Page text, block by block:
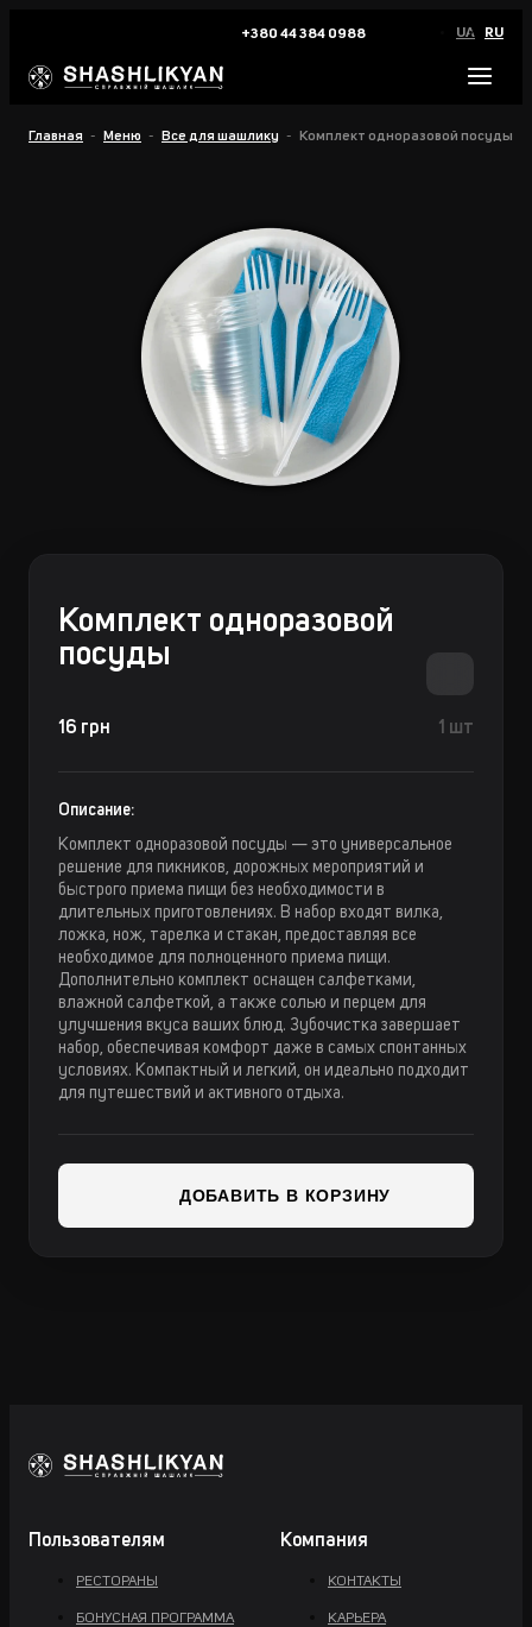
+380 44 384 0988 UA RU
Главная Меню Все для шашлику Комплект одноразовой посуды
Комплект одноразовой
посуды
16 грн 1 шт
Описание:
Комплект одноразовой посуды — это универсальное
решение для пикников, дорожных мероприятий и
быстрого приема пищи без необходимости в
длительных приготовлениях. В набор входят вилка,
ложка, нож, тарелка и стакан, предоставляя все
необходимое для полноценного приема пищи.
Дополнительно комплект оснащен салфетками,
влажной салфеткой, а также солью и перцем для
улучшения вкуса ваших блюд. Зубочистка завершает
набор, обеспечивая комфорт даже в самых спонтанных
условиях. Компактный и легкий, он идеально подходит
для путешествий и активного отдыха.
ДОБАВИТЬ В КОРЗИНУ
Пользователям
РЕСТОРАНЫ
БОНУСНАЯ ПРОГРАММА
Компания
КОНТАКТЫ
КАРЬЕРА